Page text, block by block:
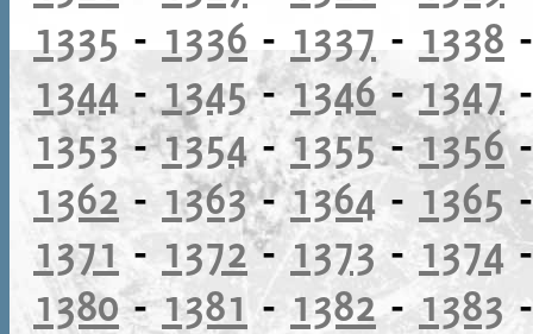
1335 - 1336 - 1337 - 1338
1344 - 1345-1346-1347
1353-1354- 1355-1356
1362 - 1363-1364 - 1365
1371 - 1372-1373 -1374
1380-1381 - 1382-1383